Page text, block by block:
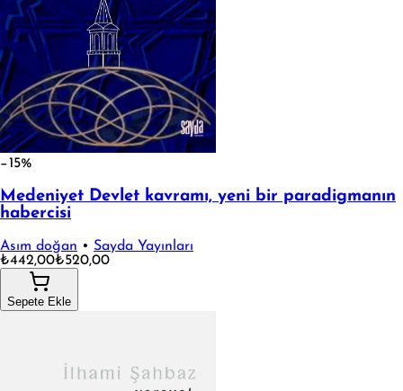
−15%
Medeniyet Devlet kavramı, yeni bir paradigmanın
habercisi
Asım doğan • Sayda Yayınları
₺442,00₺520,00
Sepete Ekle